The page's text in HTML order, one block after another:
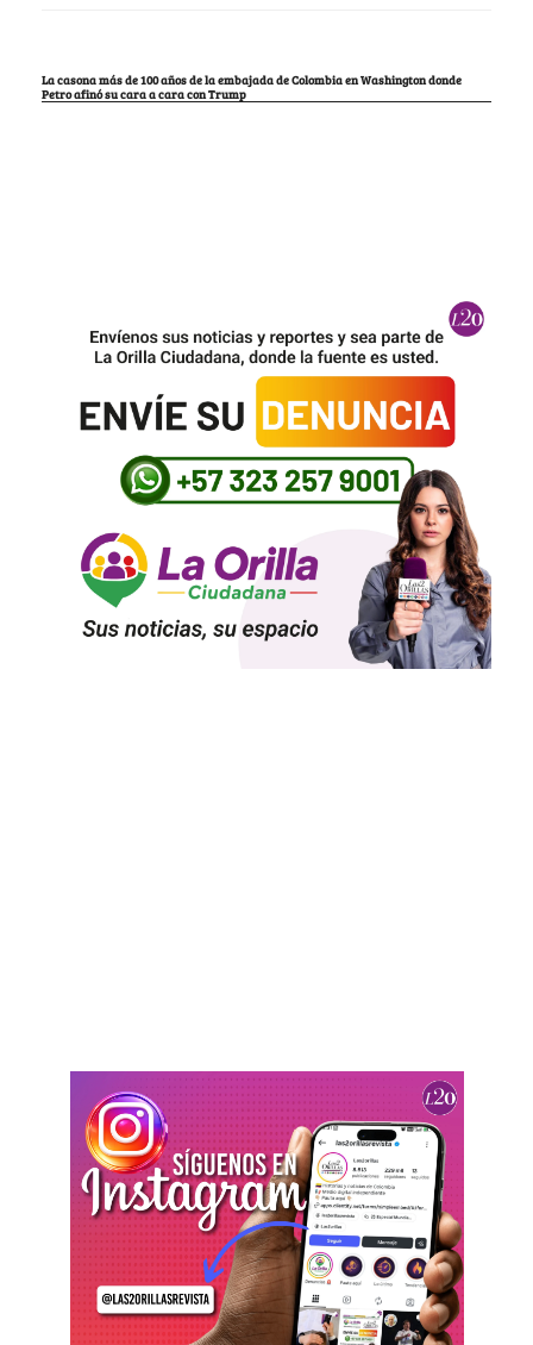
La casona más de 100 años de la embajada de Colombia en Washington donde
Petro afinó su cara a cara con Trump